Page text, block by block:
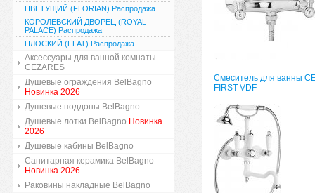
ЦВЕТУЩИЙ (FLORIAN) Распродажа
КОРОЛЕВСКИЙ ДВОРЕЦ (ROYAL
PALACE) Распродажа
ПЛОСКИЙ (FLAT) Распродажа
Аксессуары для ванной комнаты
CEZARES
Душевые ограждения BelBagno
Новинка 2026
Душевые поддоны BelBagno
Душевые лотки BelBagno Новинка
2026
Душевые кабины BelBagno
Санитарная керамика BelBagno
Новинка 2026
Раковины накладные BelBagno
Смеситель для ванны
FIRST-VDF